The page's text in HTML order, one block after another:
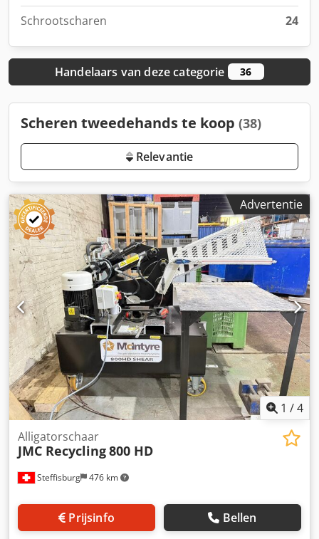
Schrootscharen
24
Handelaars van deze categorie 36
Scheren tweedehands te koop (38)
Relevantie
Advertentie
1 /4
Steffisburg 476 km
Alligatorschaar
JMC Recycling800 HD
Prijsinfo Bellen